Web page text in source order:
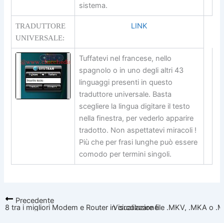
sistema.
TRADUTTORE
UNIVERSALE:
LINK
Tuffatevi nel francese, nello
spagnolo o in uno degli altri 43
linguaggi presenti in questo
traduttore universale. Basta
scegliere la lingua digitare il testo
nella finestra, per vederlo apparire
tradotto. Non aspettatevi miracoli !
Più che per frasi lunghe può essere
comodo per termini singoli.
Precedente
8 tra i migliori Modem e Router in circolazioneVisualizzare file .MKV, .MKA o